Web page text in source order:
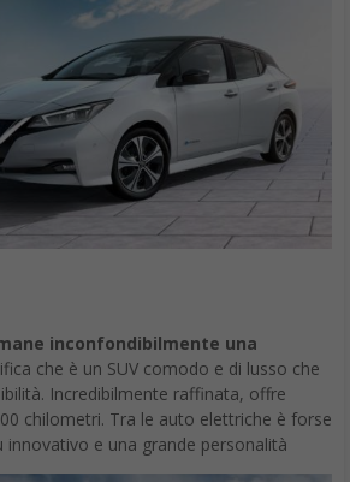
inconfondibilmente una
che è un SUV comodo e di lusso che
Incredibilmente raffinata, offre
chilometri. Tra le auto elettriche è forse
innovativo e una grande personalità